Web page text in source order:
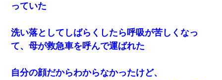
っていた
洗い落としてしばらくしたら呼吸が苦しくなっ
て、母が救急車を呼んで運ばれた
自分の顔だからわからなかったけど、